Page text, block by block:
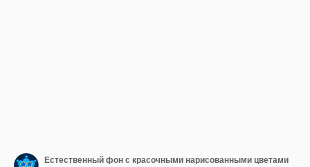
Естественный фон с красочными нарисованными цветами